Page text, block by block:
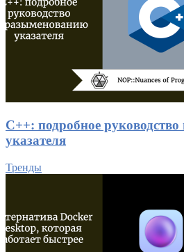
C++: подробное
указателя
Тренды